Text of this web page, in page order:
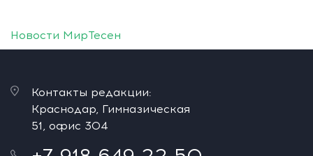
Новости МирТесен
Контакты редакции:
Краснодар, Гимназическая
51, офис 304